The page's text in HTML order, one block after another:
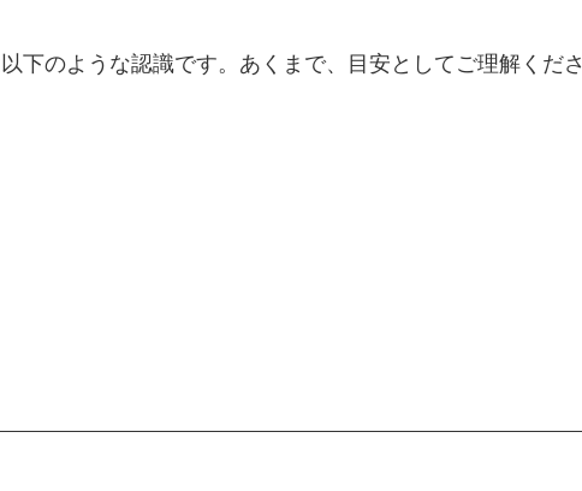
下のような認識です。あくまで、目安としてご理解くださ